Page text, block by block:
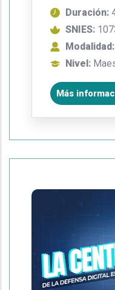
Duración:
SNIES:
Modalidad:
Nivel:
Más